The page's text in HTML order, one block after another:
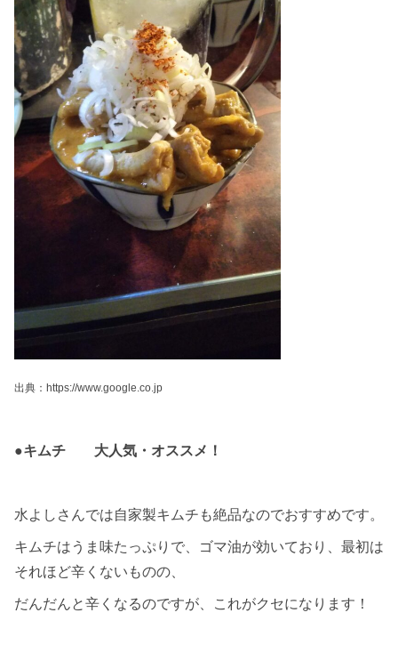
出典：https://www.google.co.jp
●キムチ 大人気・オススメ！
水よしさんでは自家製キムチも絶品なのでおすすめです。
キムチはうま味たっぷりで、ゴマ油が効いており、最初は
それほど辛くないものの、
だんだんと辛くなるのですが、これがクセになります！